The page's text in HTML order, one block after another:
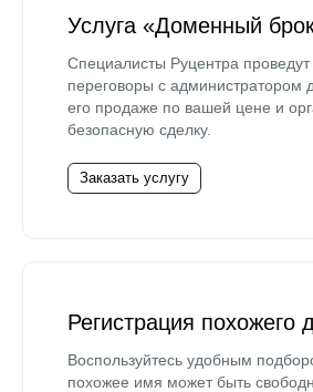
Услуга «Доменный
Специалисты Руцентра проведут
переговоры с администратором
его продаже по вашей цене и
безопасную сделку.
Заказать услугу
Регистрация похожего
Воспользуйтесь удобным
похожее имя может быть